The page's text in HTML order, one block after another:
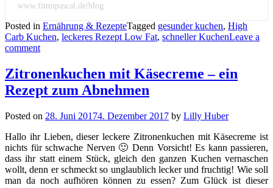
www.fitmipascal.de/blog
Posted in Ernährung & RezepteTagged gesunder kuchen, High
Carb Kuchen, leckeres Rezept Low Fat, schneller KuchenLeave a
comment
Zitronenkuchen mit Käsecreme – ein
Rezept zum Abnehmen
Posted on 28. Juni 20174. Dezember 2017 by Lilly Huber
Hallo ihr Lieben, dieser leckere Zitronenkuchen mit Käsecreme ist
nichts für schwache Nerven 🙂 Denn Vorsicht! Es kann passieren,
dass ihr statt einem Stück, gleich den ganzen Kuchen vernaschen
wollt, denn er schmeckt so unglaublich lecker und fruchtig! Wie soll
man da noch aufhören können zu essen? Zum Glück ist dieser